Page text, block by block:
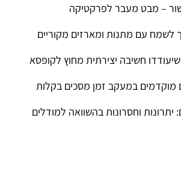
– מבט מעבר לפרקטיקה
לשמח עם מתנות ומארזים מקוריים
מוקדמים במעקב זמן מסכים בקלות
וחסרונות בהשוואה למודלים